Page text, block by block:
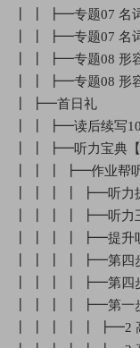
┃ ┃ ┣━专题07 名
┃ ┃ ┣━专题07 名
┃ ┃ ┣━专题08 形容
┃ ┃ ┣━专题08 形容
┃ ┣━首日礼
┃ ┃ ┣━读后续写10
┃ ┃ ┣━听力宝典【
┃ ┃ ┃ ┣━作业帮听
┃ ┃ ┃ ┃ ┣━听力提
┃ ┃ ┃ ┃ ┣━听力王
┃ ┃ ┃ ┃ ┣━提升听
┃ ┃ ┃ ┃ ┣━第四步-
┃ ┃ ┃ ┃ ┣━第四步-
┃ ┃ ┃ ┃ ┣━第一步
┃ ┃ ┃ ┃ ┃ ┣━2 高